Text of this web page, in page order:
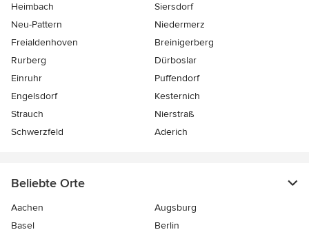
Heimbach
Siersdorf
Neu-Pattern
Niedermerz
Freialdenhoven
Breinigerberg
Rurberg
Dürboslar
Einruhr
Puffendorf
Engelsdorf
Kesternich
Strauch
Nierstraß
Schwerzfeld
Aderich
Beliebte Orte
Aachen
Augsburg
Basel
Berlin